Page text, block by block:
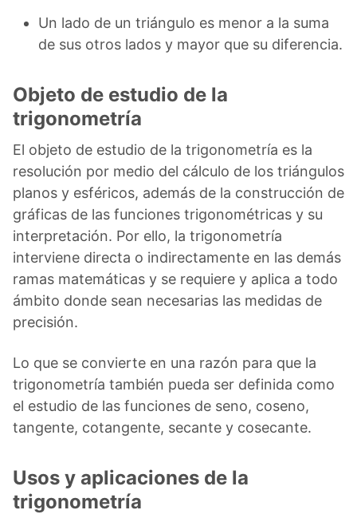
Un lado de un triángulo es menor a la suma
de sus otros lados y mayor que su diferencia.
Objeto de estudio de la
trigonometría
El objeto de estudio de la trigonometría es la
resolución por medio del cálculo de los triángulos
planos y esféricos, además de la construcción de
gráficas de las funciones trigonométricas y su
interpretación. Por ello, la trigonometría
interviene directa o indirectamente en las demás
ramas matemáticas y se requiere y aplica a todo
ámbito donde sean necesarias las medidas de
precisión.
Lo que se convierte en una razón para que la
trigonometría también pueda ser definida como
el estudio de las funciones de seno, coseno,
tangente, cotangente, secante y cosecante.
Usos y aplicaciones de la
trigonometría